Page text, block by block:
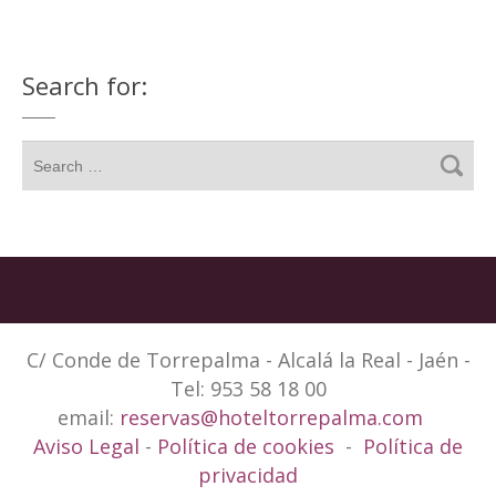
Search for:
C/ Conde de Torrepalma - Alcalá la Real - Jaén -
Tel: 953 58 18 00
email: reservas@hoteltorrepalma.com
Aviso Legal - Política de cookies - Política de
privacidad